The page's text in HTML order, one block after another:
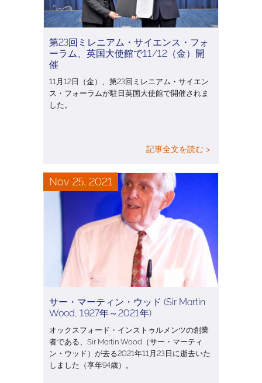
第23回ミレニアム・サイエンス・フォ
ーラム、英国大使館で11/12（金）開
催
11月12日（金）、第23回ミレニアム・サイエン
ス・フォーラムが駐日英国大使館で開催されま
した。
記事全文を読む >
Nov 25, 2021
サー・マーティン・ウッド (Sir Martin
Wood, 1927年～2021年)
オックスフォード・インストゥルメンツの創業
者である、Sir Martin Wood（サー・マーティ
ン・ウッド）が去る2021年11月23日に逝去いた
しました（享年94歳）。